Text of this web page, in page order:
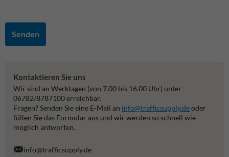
Senden
Kontaktieren Sie uns
Wir sind an Werktagen (von 7.00 bis 16.00 Uhr) unter
06782/8787100 erreichbar.
Fragen? Senden Sie eine E-Mail an info@trafficsupply.deoder
füllen Sie das Formular aus und wir werden so schnell wie
möglich antworten.
info@trafficsupply.de